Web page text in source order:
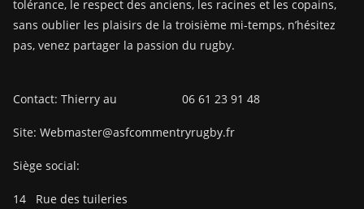
tolérance, le respect des anciens, les racines et les copains,
sans oublier les plaisirs de la troisième mi-temps, n’hésitez
pas, venez partager la passion du rugby.
Contact: Thierry au 06 61 23 91 48
Site: Webmaster@asfcommentryrugby.fr
Siège social:
14 Rue des tuileries